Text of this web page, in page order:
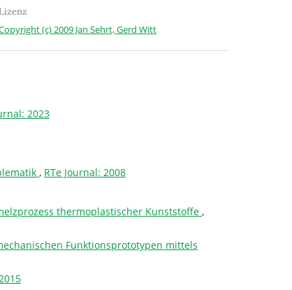
Lizenz
(c) 2009 Jan Sehrt, Gerd Witt
2023
, RTe Journal: 2008
thermoplastischer Kunststoffe,
Funktionsprototypen mittels